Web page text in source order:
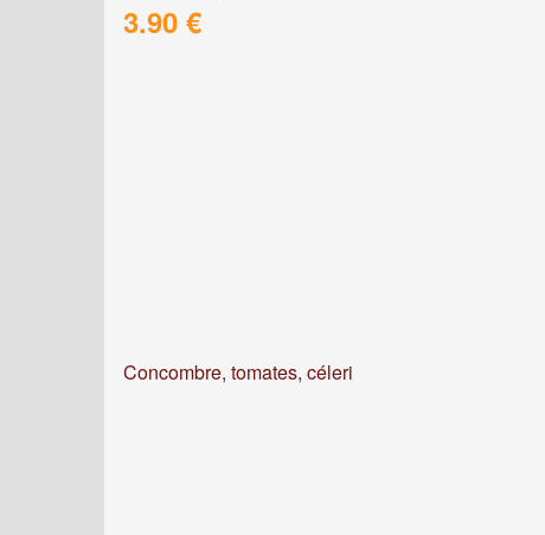
3.90 €
Concombre, tomates, céleri